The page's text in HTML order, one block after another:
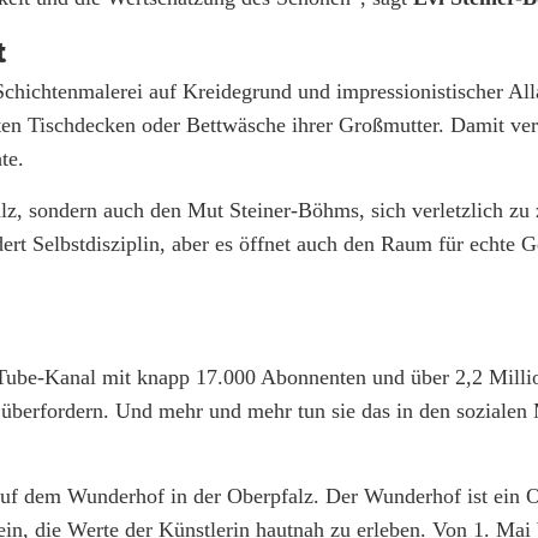
auf Kreidegrund und impressionistischer
Tischdecken oder Bettwäsche ihrer Großmutter. Damit
sondern auch den Mut Steiner-Böhms, sich verletzlich zu
Selbstdisziplin, aber es öffnet auch den Raum für echte
Kanal mit knapp 17.000 Abonnenten und über 2,2
Und mehr und mehr tun sie das in den sozialen
dem Wunderhof in der Oberpfalz. Der Wunderhof ist ein
die Werte der Künstlerin hautnah zu erleben. Von 1. Mai